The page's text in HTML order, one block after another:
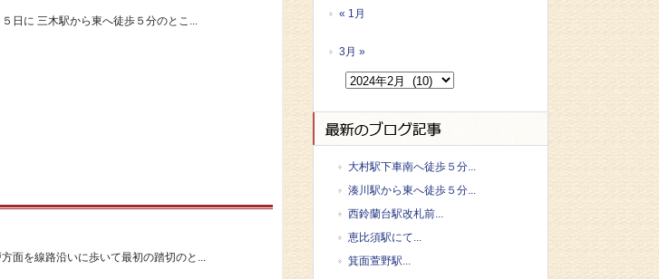
日に 三木駅から東へ徒歩５分のとこ...
面を線路沿いに歩いて最初の踏切のと...
« 1月
3月 »
大村駅下車南へ徒歩５分...
湊川駅から東へ徒歩５分...
西鈴蘭台駅改札前...
恵比須駅にて...
箕面萱野駅...